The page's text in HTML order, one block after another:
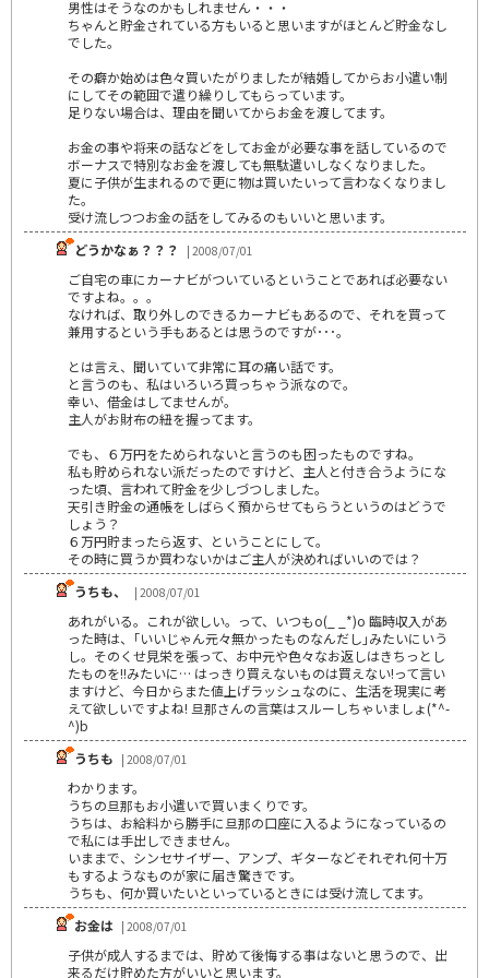
男性はそうなのかもしれません・・・
ちゃんと貯金されている方もいると思いますがほとんど貯金なし
でした。
その癖か始めは色々買いたがりましたが結婚してからお小遣い制
にしてその範囲で遣り繰りしてもらっています。
足りない場合は、理由を聞いてからお金を渡してます。
お金の事や将来の話などをしてお金が必要な事を話しているので
ボーナスで特別なお金を渡しても無駄遣いしなくなりました。
夏に子供が生まれるので更に物は買いたいって言わなくなりまし
た。
受け流しつつお金の話をしてみるのもいいと思います。
どうかなぁ？？？
| 2008/07/01
ご自宅の車にカーナビがついているということであれば必要ない
ですよね。。。
なければ、取り外しのできるカーナビもあるので、それを買って
兼用するという手もあるとは思うのですが･･･。
とは言え、聞いていて非常に耳の痛い話です。
と言うのも、私はいろいろ買っちゃう派なので。
幸い、借金はしてませんが。
主人がお財布の紐を握ってます。
でも、６万円をためられないと言うのも困ったものですね。
私も貯められない派だったのですけど、主人と付き合うようにな
った頃、言われて貯金を少しづつしました。
天引き貯金の通帳をしばらく預からせてもらうというのはどうで
しょう？
６万円貯まったら返す、ということにして。
その時に買うか買わないかはご主人が決めればいいのでは？
うちも、
| 2008/07/01
あれがいる。これが欲しい。って、いつもo(_ _*)o 臨時収入があ
った時は、｢いいじゃん元々無かったものなんだし｣みたいにいう
し。そのくせ見栄を張って、お中元や色々なお返しはきちっとし
たものを!!みたいに… はっきり買えないものは買えない!って言い
ますけど、今日からまた値上げラッシュなのに、生活を現実に考
えて欲しいですよね! 旦那さんの言葉はスルーしちゃいましょ(*^-
^)b
うちも | 2008/07/01
わかります。
うちの旦那もお小遣いで買いまくりです。
うちは、お給料から勝手に旦那の口座に入るようになっているの
で私には手出しできません。
いままで、シンセサイザー、アンプ、ギターなどそれぞれ何十万
もするようなものが家に届き驚きです。
うちも、何か買いたいといっているときには受け流してます。
お金は | 2008/07/01
子供が成人するまでは、貯めて後悔する事はないと思うので、出
来るだけ貯めた方がいいと思います。